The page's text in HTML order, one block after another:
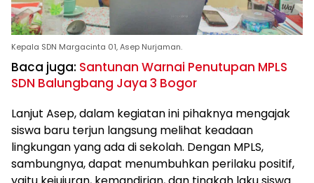
Kepala SDN Margacinta 01, Asep Nurjaman.
Baca juga: Santunan Warnai Penutupan MPLS
SDN Balungbang Jaya 3 Bogor
Lanjut Asep, dalam kegiatan ini pihaknya mengajak
siswa baru terjun langsung melihat keadaan
lingkungan yang ada di sekolah. Dengan MPLS,
sambungnya, dapat menumbuhkan perilaku positif,